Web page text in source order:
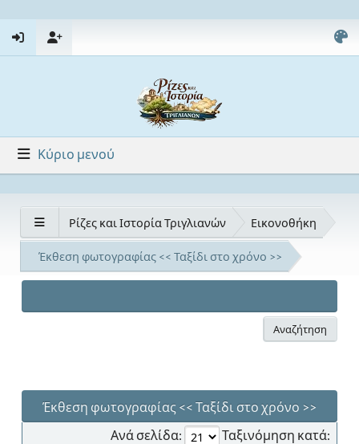
Κύριο μενού
Ρίζες και Ιστορία Τριγλιανών Εικονοθήκη
Έκθεση φωτογραφίας << Ταξίδι στο χρόνο >>
Αναζήτηση
Έκθεση φωτογραφίας << Ταξίδι στο χρόνο >>
Ανά σελίδα:
Ταξινόμηση κατά: